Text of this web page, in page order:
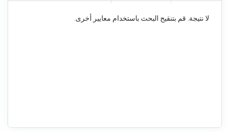
لا نتيجة. قم بتنقيح البحث باستخدام معايير أخرى.